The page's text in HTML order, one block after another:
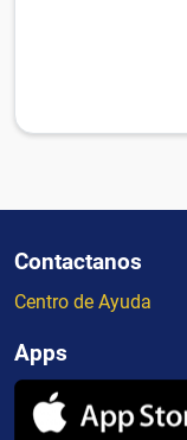
Contactanos
Centro de Ayuda
Apps